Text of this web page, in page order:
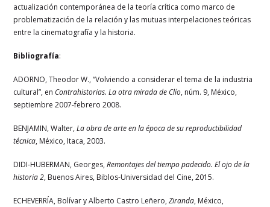
actualización contemporánea de la teoría crítica como marco de
problematización de la relación y las mutuas interpelaciones teóricas
entre la cinematografía y la historia.
Bibliografía:
ADORNO, Theodor W., “Volviendo a considerar el tema de la industria
cultural”, en Contrahistorias. La otra mirada de Clío, núm. 9, México,
septiembre 2007-febrero 2008.
BENJAMIN, Walter,La obra de arte en la época de su reproductibilidad
técnica, México, Itaca, 2003.
DIDI-HUBERMAN, Georges,Remontajes del tiempo padecido. El ojo de la
historia 2, Buenos Aires, Biblos-Universidad del Cine, 2015.
ECHEVERRÍA, Bolívar y Alberto Castro Leñero,Ziranda, México,